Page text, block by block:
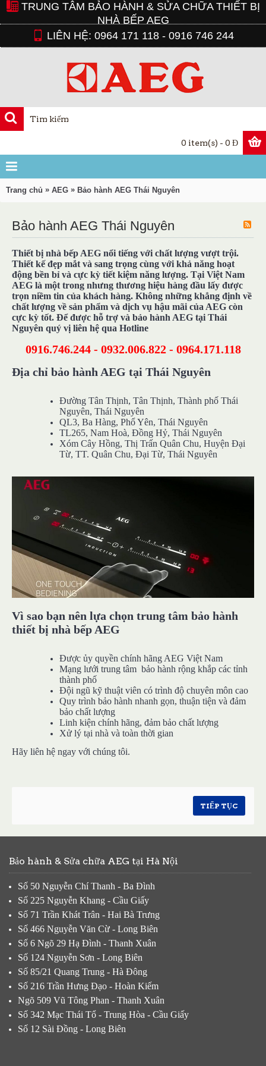
TRUNG TÂM BẢO HÀNH & SỬA CHỮA THIẾT BỊ
NHÀ BẾP AEG
LIÊN HỆ: 0964 171 118 - 0916 746 244
0 item(s) - 0 Đ
Trang chủ » AEG » Bảo hành AEG Thái Nguyên
Bảo hành AEG Thái Nguyên
Thiết bị nhà bếp AEG nổi tiếng với chất lượng vượt trội.
Thiết kế đẹp mắt và sang trọng cùng với khả năng hoạt
động bền bỉ và cực kỳ tiết kiệm năng lượng. Tại Việt Nam
AEG là một trong nhưng thương hiệu hàng đầu lấy được
trọn niềm tin của khách hàng. Không những khẳng định về
chất lượng về sản phẩm và dịch vụ hậu mãi của AEG còn
cực kỳ tốt. Để được hỗ trợ và bảo hành AEG tại Thái
Nguyên quý vị liên hệ qua Hotline
0916.746.244 - 0932.006.822 - 0964.171.118
Địa chỉ bảo hành AEG tại Thái Nguyên
Đường Tân Thịnh, Tân Thịnh, Thành phố Thái
Nguyên, Thái Nguyên
QL3, Ba Hàng, Phổ Yên, Thái Nguyên
TL265, Nam Hoà, Đồng Hỷ, Thái Nguyên
Xóm Cây Hồng, Thị Trấn Quân Chu, Huyện Đại
Từ, TT. Quân Chu, Đại Từ, Thái Nguyên
Vì sao bạn nên lựa chọn trung tâm bảo hành
thiết bị nhà bếp AEG
Được ủy quyền chính hãng AEG Việt Nam
Mạng lưới trung tâm bảo hành rộng khắp các tỉnh
thành phố
Đội ngũ kỹ thuật viên có trình độ chuyên môn cao
Quy trình bảo hành nhanh gọn, thuận tiện và đảm
bảo chất lượng
Linh kiện chính hãng, đảm bảo chất lượng
Xử lý tại nhà và toàn thời gian
Hãy liên hệ ngay với chúng tôi.
TIẾP TỤC
Bảo hành & Sửa chữa AEG tại Hà Nội
Số 50 Nguyễn Chí Thanh - Ba Đình
Số 225 Nguyễn Khang - Cầu Giấy
Số 71 Trần Khát Trân - Hai Bà Trưng
Số 466 Nguyễn Văn Cừ - Long Biên
Số 6 Ngõ 29 Hạ Đình - Thanh Xuân
Số 124 Nguyễn Sơn - Long Biên
Số 85/21 Quang Trung - Hà Đông
Số 216 Trần Hưng Đạo - Hoàn Kiếm
Ngõ 509 Vũ Tông Phan - Thanh Xuân
Số 342 Mạc Thái Tổ - Trung Hòa - Cầu Giấy
Số 12 Sài Đồng - Long Biên